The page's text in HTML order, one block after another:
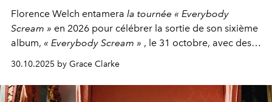
Florence Welch entamera la tournée « Everybody
Scream » en 2026 pour célébrer la sortie de son sixième
album, « Everybody Scream » , le 31 octobre, avec des
30.10.2025 by Grace Clarke